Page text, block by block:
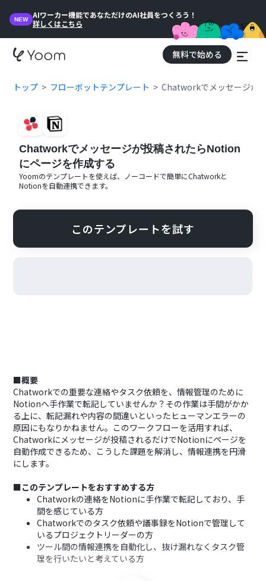
NEW
AIワーカー機能であなただけのAI社員をつくろう！
詳しくはこちら
無料で始める
トップ フローボットテンプレート Chatworkでメッセージが
Chatworkでメッセージが投稿されたらNotion
にページを作成する
Yoomのテンプレートを使えば、ノーコードで簡単にChatworkと
Notionを自動連携できます。
このテンプレートを試す
■概要
Chatworkでの重要な連絡やタスク依頼を、情報管理のために
Notionへ手作業で転記していませんか？その作業は手間がかか
る上に、転記漏れや内容の間違いといったヒューマンエラーの
原因にもなりかねません。このワークフローを活用すれば、
Chatworkにメッセージが投稿されるだけでNotionにページを
自動作成できるため、こうした課題を解消し、情報連携を円滑
にします。
■このテンプレートをおすすめする方
Chatworkの連絡をNotionに手作業で転記しており、手
間を感じている方
Chatworkでのタスク依頼や議事録をNotionで管理して
いるプロジェクトリーダーの方
ツール間の情報連携を自動化し、抜け漏れなくタスク管
理を行いたいと考えている方